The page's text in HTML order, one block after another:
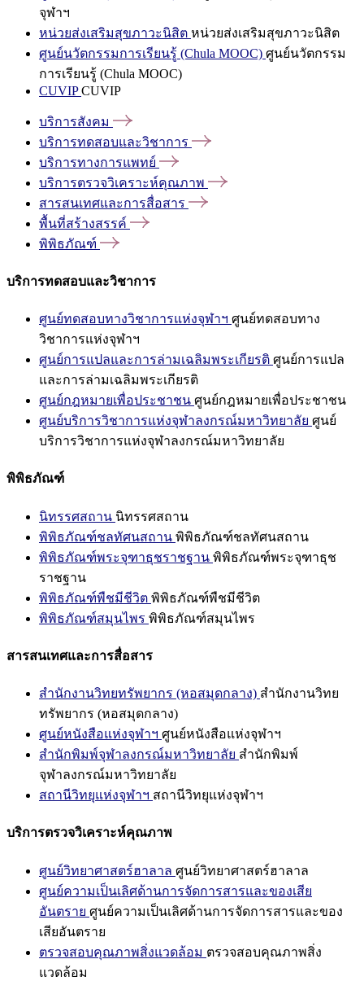
จุฬาฯ
หน่วยส่งเสริมสุขภาวะนิสิต หน่วยส่งเสริมสุขภาวะนิสิต
ศูนย์นวัตกรรมการเรียนรู้ (Chula MOOC) ศูนย์นวัตกรรม
การเรียนรู้ (Chula MOOC)
CUVIPCUVIP
บริการสังคม
บริการทดสอบและวิชาการ
บริการทางการแพทย์
บริการตรวจวิเคราะห์คุณภาพ
สารสนเทศและการสื่อสาร
พื้นที่สร้างสรรค์
พิพิธภัณฑ์
บริการทดสอบและวิชาการ
ศูนย์ทดสอบทางวิชาการแห่งจุฬาฯ ศูนย์ทดสอบทาง
วิชาการแห่งจุฬาฯ
ศูนย์การแปลและการล่ามเฉลิมพระเกียรติ ศูนย์การแปล
และการล่ามเฉลิมพระเกียรติ
ศูนย์กฎหมายเพื่อประชาชน ศูนย์กฎหมายเพื่อประชาชน
ศูนย์บริการวิชาการแห่งจุฬาลงกรณ์มหาวิทยาลัย ศูนย์
บริการวิชาการแห่งจุฬาลงกรณ์มหาวิทยาลัย
พิพิธภัณฑ์
นิทรรศสถาน นิทรรศสถาน
พิพิธภัณฑ์ชลทัศนสถาน พิพิธภัณฑ์ชลทัศนสถาน
พิพิธภัณฑ์พระจุฑาธุชราชฐาน พิพิธภัณฑ์พระจุฑาธุช
ราชฐาน
พิพิธภัณฑ์พืชมีชีวิต พิพิธภัณฑ์พืชมีชีวิต
พิพิธภัณฑ์สมุนไพร พิพิธภัณฑ์สมุนไพร
สารสนเทศและการสื่อสาร
สำนักงานวิทยทรัพยากร (หอสมุดกลาง) สำนักงานวิทย
ทรัพยากร (หอสมุดกลาง)
ศูนย์หนังสือแห่งจุฬาฯ ศูนย์หนังสือแห่งจุฬาฯ
สำนักพิมพ์จุฬาลงกรณ์มหาวิทยาลัย สำนักพิมพ์
จุฬาลงกรณ์มหาวิทยาลัย
สถานีวิทยุแห่งจุฬาฯ สถานีวิทยุแห่งจุฬาฯ
บริการตรวจวิเคราะห์คุณภาพ
ศูนย์วิทยาศาสตร์ฮาลาล ศูนย์วิทยาศาสตร์ฮาลาล
ศูนย์ความเป็นเลิศด้านการจัดการสารและของเสีย
อันตราย ศูนย์ความเป็นเลิศด้านการจัดการสารและของ
เสียอันตราย
ตรวจสอบคุณภาพสิ่งแวดล้อม ตรวจสอบคุณภาพสิ่ง
แวดล้อม